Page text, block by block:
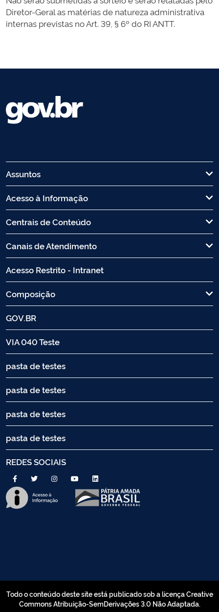
Diretor-Geral as matérias de natureza administrativa
internas previstas no Art. 39, § 6º do RI ANTT.
Assuntos
Acesso à Informação
Centrais de Conteúdo
Canais de Atendimento
Acesso Restrito - Intranet
Composição
GOV.BR
VIA 040 Teste
pasta de testes
pasta de testes
pasta de testes
pasta de testes
REDES SOCIAIS
Todo o conteúdo deste site está publicado sob a licença Creative
Commons Atribuição-SemDerivações 3.0 Não Adaptada.